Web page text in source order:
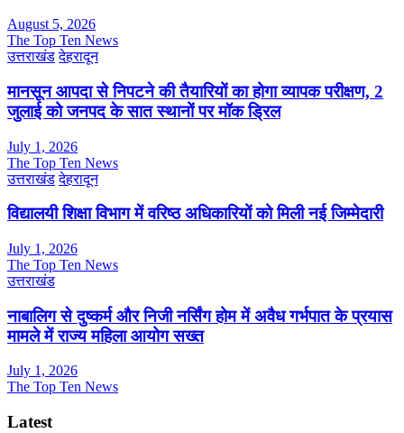
August 5, 2026
The Top Ten News
उत्तराखंड देहरादून
मानसून आपदा से निपटने की तैयारियों का होगा व्यापक परीक्षण, 2
जुलाई को जनपद के सात स्थानों पर मॉक ड्रिल
July 1, 2026
The Top Ten News
उत्तराखंड देहरादून
विद्यालयी शिक्षा विभाग में वरिष्ठ अधिकारियों को मिली नई जिम्मेदारी
July 1, 2026
The Top Ten News
उत्तराखंड
नाबालिग से दुष्कर्म और निजी नर्सिंग होम में अवैध गर्भपात के प्रयास
मामले में राज्य महिला आयोग सख्त
July 1, 2026
The Top Ten News
Latest